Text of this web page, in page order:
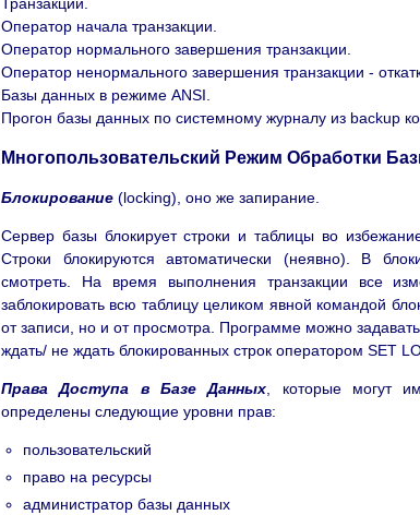
Оператор начала транзакции.
Оператор нормального завершения транзакции.
Оператор ненормального завершения транзакции -
Базы данных в режиме ANSI.
Прогон базы данных по системному журналу из backup
Многопользовательский Режим Обработки
Блокирование (locking), оно же запирание.
Сервер базы блокирует строки и таблицы во
Строки блокируются автоматически (неявно). В
смотреть. На время выполнения транзакции все
заблокировать всю таблицу целиком явной командой
от записи, но и от просмотра. Программе можно
ждать/ не ждать блокированных строк оператором SET
Права Доступа в Базе Данных , которые могут
определены следующие уровни прав:
пользовательский
право на ресурсы
администратор базы данных